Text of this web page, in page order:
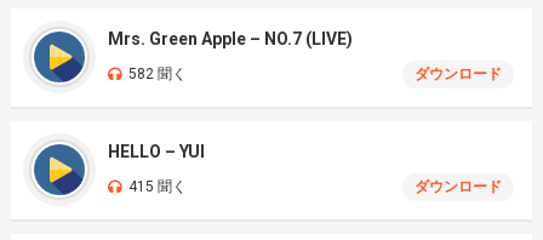
Mrs. Green Apple – NO.7 (LIVE)
582 聞く ダウンロード
HELLO – YUI
415 聞く ダウンロード